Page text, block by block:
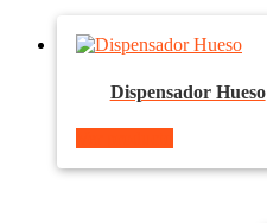
Dispensador Hueso